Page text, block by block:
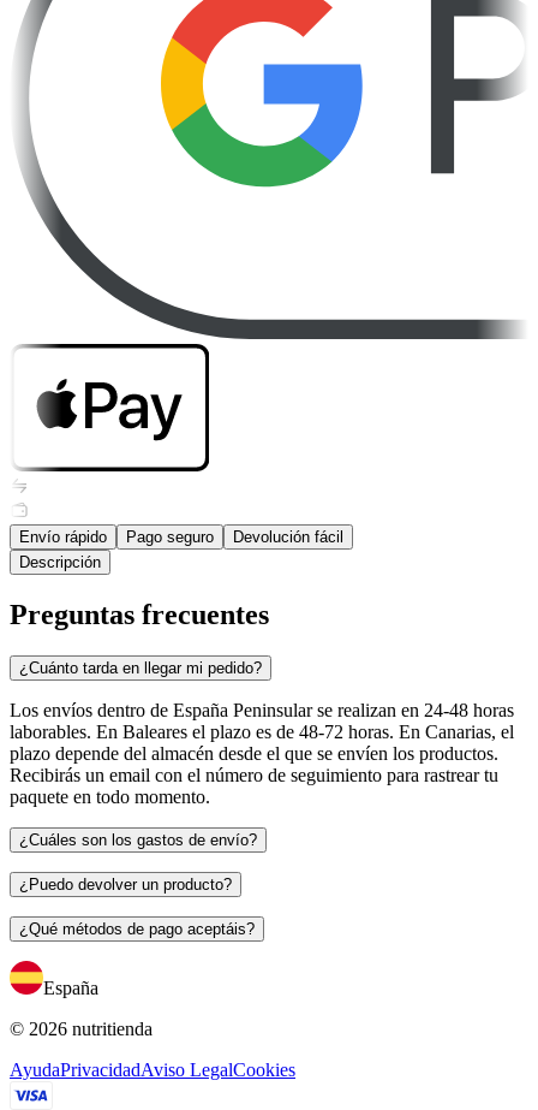
Envío rápido Pago seguro
Devolución fácil
Descripción
Preguntas frecuentes
¿Cuánto tarda en llegar mi pedido?
Los envíos dentro de España Peninsular se realizan en 24-48 horas
laborables. En Baleares el plazo es de 48-72 horas. En Canarias, el
plazo depende del almacén desde el que se envíen los productos.
Recibirás un email con el número de seguimiento para rastrear tu
paquete en todo momento.
¿Cuáles son los gastos de envío?
¿Puedo devolver un producto?
¿Qué métodos de pago aceptáis?
España
© 2026 nutritienda
AyudaPrivacidadAviso LegalCookies